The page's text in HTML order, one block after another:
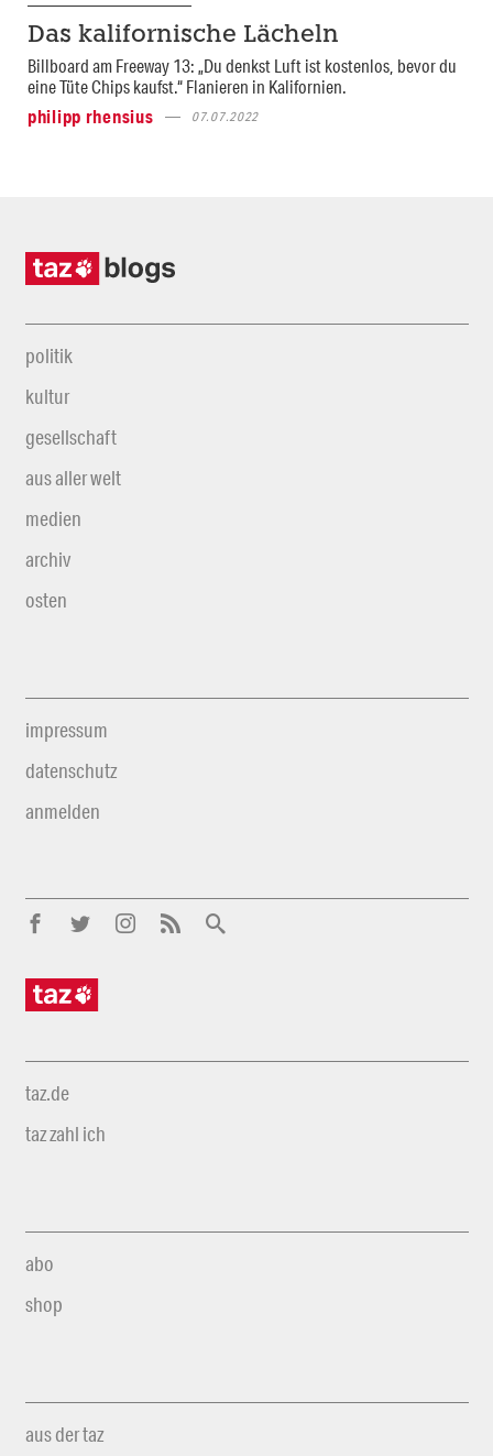
Das kalifornische Lächeln
Billboard am Freeway 13: „Du denkst Luft ist kostenlos, bevor du
eine Tüte Chips kaufst.“ Flanieren in Kalifornien.
philipp rhensius
07.07.2022
politik
kultur
gesellschaft
aus aller welt
medien
archiv
osten
impressum
datenschutz
anmelden
taz.de
taz zahl ich
abo
shop
aus der taz